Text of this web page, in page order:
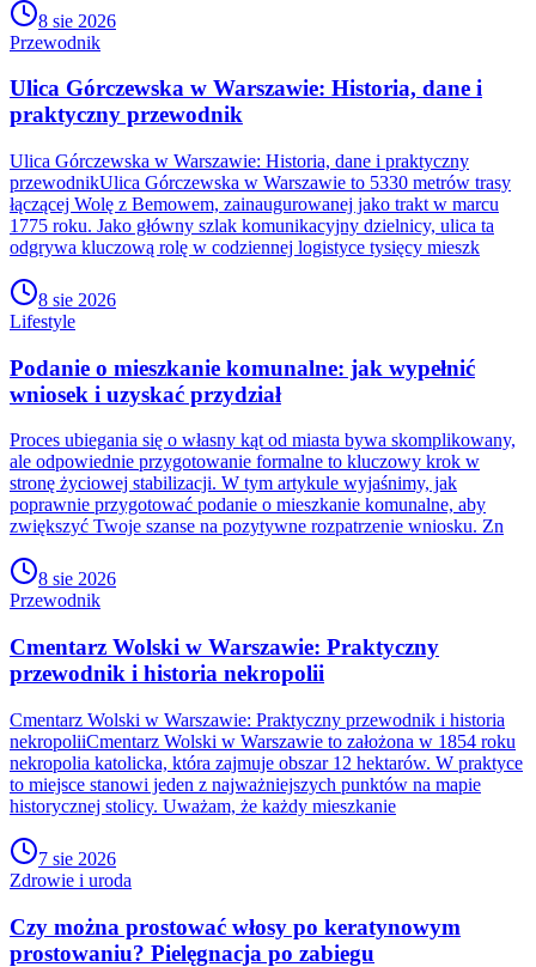
8 sie 2026
Przewodnik
Ulica Górczewska w Warszawie: Historia, dane i
praktyczny przewodnik
Ulica Górczewska w Warszawie: Historia, dane i praktyczny
przewodnikUlica Górczewska w Warszawie to 5330 metrów trasy
łączącej Wolę z Bemowem, zainaugurowanej jako trakt w marcu
1775 roku. Jako główny szlak komunikacyjny dzielnicy, ulica ta
odgrywa kluczową rolę w codziennej logistyce tysięcy mieszk
8 sie 2026
Lifestyle
Podanie o mieszkanie komunalne: jak wypełnić
wniosek i uzyskać przydział
Proces ubiegania się o własny kąt od miasta bywa skomplikowany,
ale odpowiednie przygotowanie formalne to kluczowy krok w
stronę życiowej stabilizacji. W tym artykule wyjaśnimy, jak
poprawnie przygotować podanie o mieszkanie komunalne, aby
zwiększyć Twoje szanse na pozytywne rozpatrzenie wniosku. Zn
8 sie 2026
Przewodnik
Cmentarz Wolski w Warszawie: Praktyczny
przewodnik i historia nekropolii
Cmentarz Wolski w Warszawie: Praktyczny przewodnik i historia
nekropoliiCmentarz Wolski w Warszawie to założona w 1854 roku
nekropolia katolicka, która zajmuje obszar 12 hektarów. W praktyce
to miejsce stanowi jeden z najważniejszych punktów na mapie
historycznej stolicy. Uważam, że każdy mieszkanie
7 sie 2026
Zdrowie i uroda
Czy można prostować włosy po keratynowym
prostowaniu? Pielęgnacja po zabiegu